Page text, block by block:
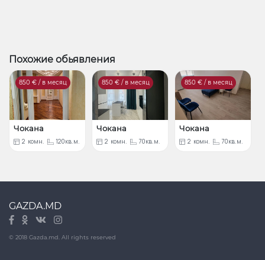
Похожие обьявления
850 € / в месяц
Чокана
2 комн. 120кв.м.
850 € / в месяц
Чокана
2 комн. 70кв.м.
850 € / в месяц
Чокана
2 комн. 70кв.м.
GAZDA.MD
© 2018 Gazda.md. All rights reserved